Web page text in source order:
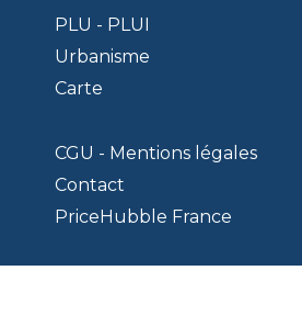
PLU - PLUI
Urbanisme
Carte
CGU - Mentions légales
Contact
PriceHubble France